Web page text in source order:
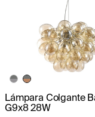
Lámpara Colgante
G9x8 28W